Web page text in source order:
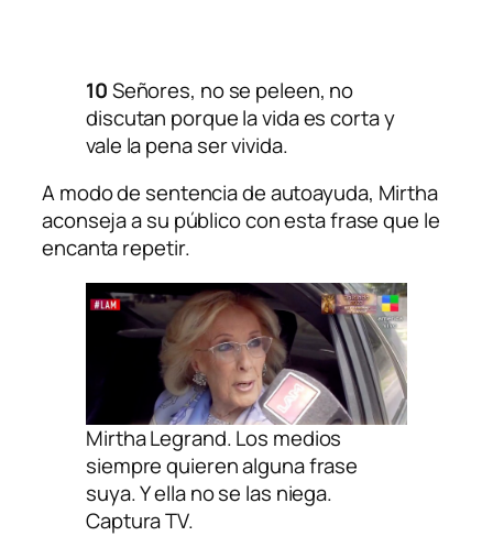
10Señores, no se peleen, no
discutan porque la vida es corta y
vale la pena ser vivida.
A modo de sentencia de autoayuda, Mirtha
aconseja a su público con esta frase que le
encanta repetir.
Mirtha Legrand. Los medios
siempre quieren alguna frase
suya. Y ella no se las niega.
Captura TV.